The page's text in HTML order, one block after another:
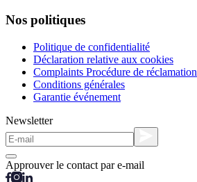
Nos politiques
Politique de confidentialité
Déclaration relative aux cookies
Complaints Procédure de réclamation
Conditions générales
Garantie événement
Newsletter
Approuver le contact par e-mail